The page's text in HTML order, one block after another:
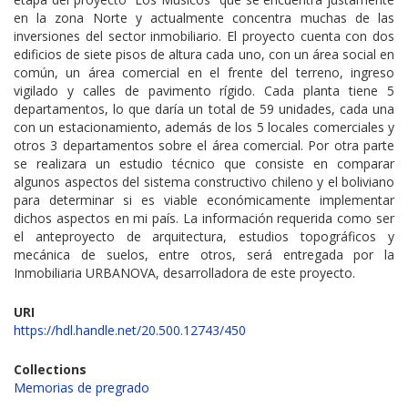
en la zona Norte y actualmente concentra muchas de las
inversiones del sector inmobiliario. El proyecto cuenta con dos
edificios de siete pisos de altura cada uno, con un área social en
común, un área comercial en el frente del terreno, ingreso
vigilado y calles de pavimento rígido. Cada planta tiene 5
departamentos, lo que daría un total de 59 unidades, cada una
con un estacionamiento, además de los 5 locales comerciales y
otros 3 departamentos sobre el área comercial. Por otra parte
se realizara un estudio técnico que consiste en comparar
algunos aspectos del sistema constructivo chileno y el boliviano
para determinar si es viable económicamente implementar
dichos aspectos en mi país. La información requerida como ser
el anteproyecto de arquitectura, estudios topográficos y
mecánica de suelos, entre otros, será entregada por la
Inmobiliaria URBANOVA, desarrolladora de este proyecto.
URI
https://hdl.handle.net/20.500.12743/450
Collections
Memorias de pregrado